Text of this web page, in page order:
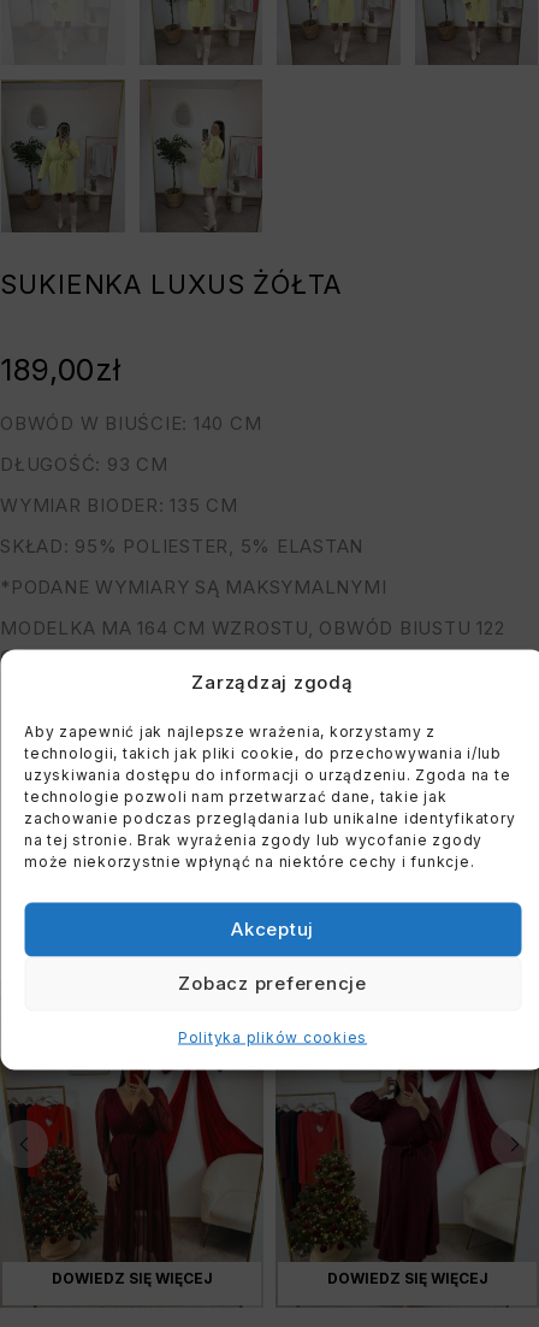
Zarządzaj zgodą
Aby zapewnić jak najlepsze wrażenia, korzystamy z
technologii, takich jak pliki cookie, do przechowywania i/lub
uzyskiwania dostępu do informacji o urządzeniu. Zgoda na te
technologie pozwoli nam przetwarzać dane, takie jak
zachowanie podczas przeglądania lub unikalne identyfikatory
na tej stronie. Brak wyrażenia zgody lub wycofanie zgody
może niekorzystnie wpłynąć na niektóre cechy i funkcje.
Akceptuj
Zobacz preferencje
Polityka plików cookies
SUKIENKA LUXUS ŻÓŁTA
OBWÓD W BIUŚCIE: 140 CM
DŁUGOŚĆ: 93 CM
WYMIAR BIODER: 135 CM
SKŁAD: 95% POLIESTER, 5% ELASTAN
*PODANE WYMIARY SĄ MAKSYMALNYMI
MODELKA MA 164 CM WZROSTU, OBWÓD BIUSTU 122
CM I BIODER: 118 CM
189,00zł
You must register to use the waitlist feature. Please
login or create an account
DOWIEDZ SIĘ WIĘCEJ
WYPRZEDANE
DOWIEDZ SIĘ WIĘCEJ